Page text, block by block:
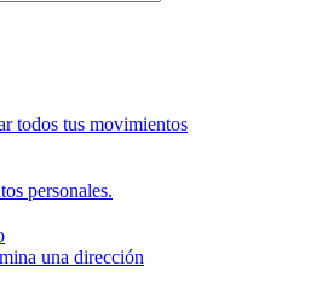
todos tus movimientos
personales.
una dirección